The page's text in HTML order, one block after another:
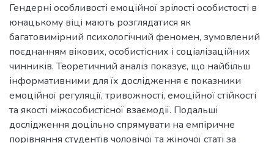
Гендерні особливості емоційної зрілості особистості в
юнацькому віці мають розглядатися як
багатовимірний психологічний феномен, зумовлений
поєднанням вікових, особистісних і соціалізаційних
чинників. Теоретичний аналіз показує, що найбільш
інформативними для їх дослідження є показники
емоційної регуляції, тривожності, емоційної стійкості
та якості міжособистісної взаємодії. Подальші
дослідження доцільно спрямувати на емпіричне
порівняння студентів чоловічої та жіночої статі за